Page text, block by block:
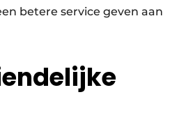
betere service geven aan